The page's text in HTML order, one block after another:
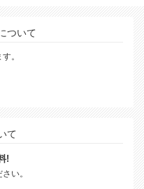
ついて
。
て
!
い。